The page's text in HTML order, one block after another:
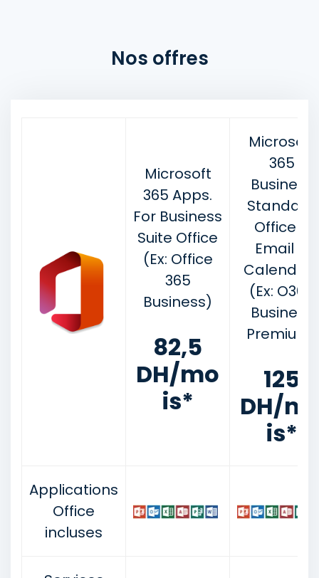
Nos offres
Microsoft
365 Apps.
For Business
Suite Office
(Ex: Office
365
Business)
82,5
DH/mo
is*
Microsoft
365
Business
Standard
Office +
Email &
(Ex: O365
Business
Premium)
125
DH/
is*
Applications
Office
incluses